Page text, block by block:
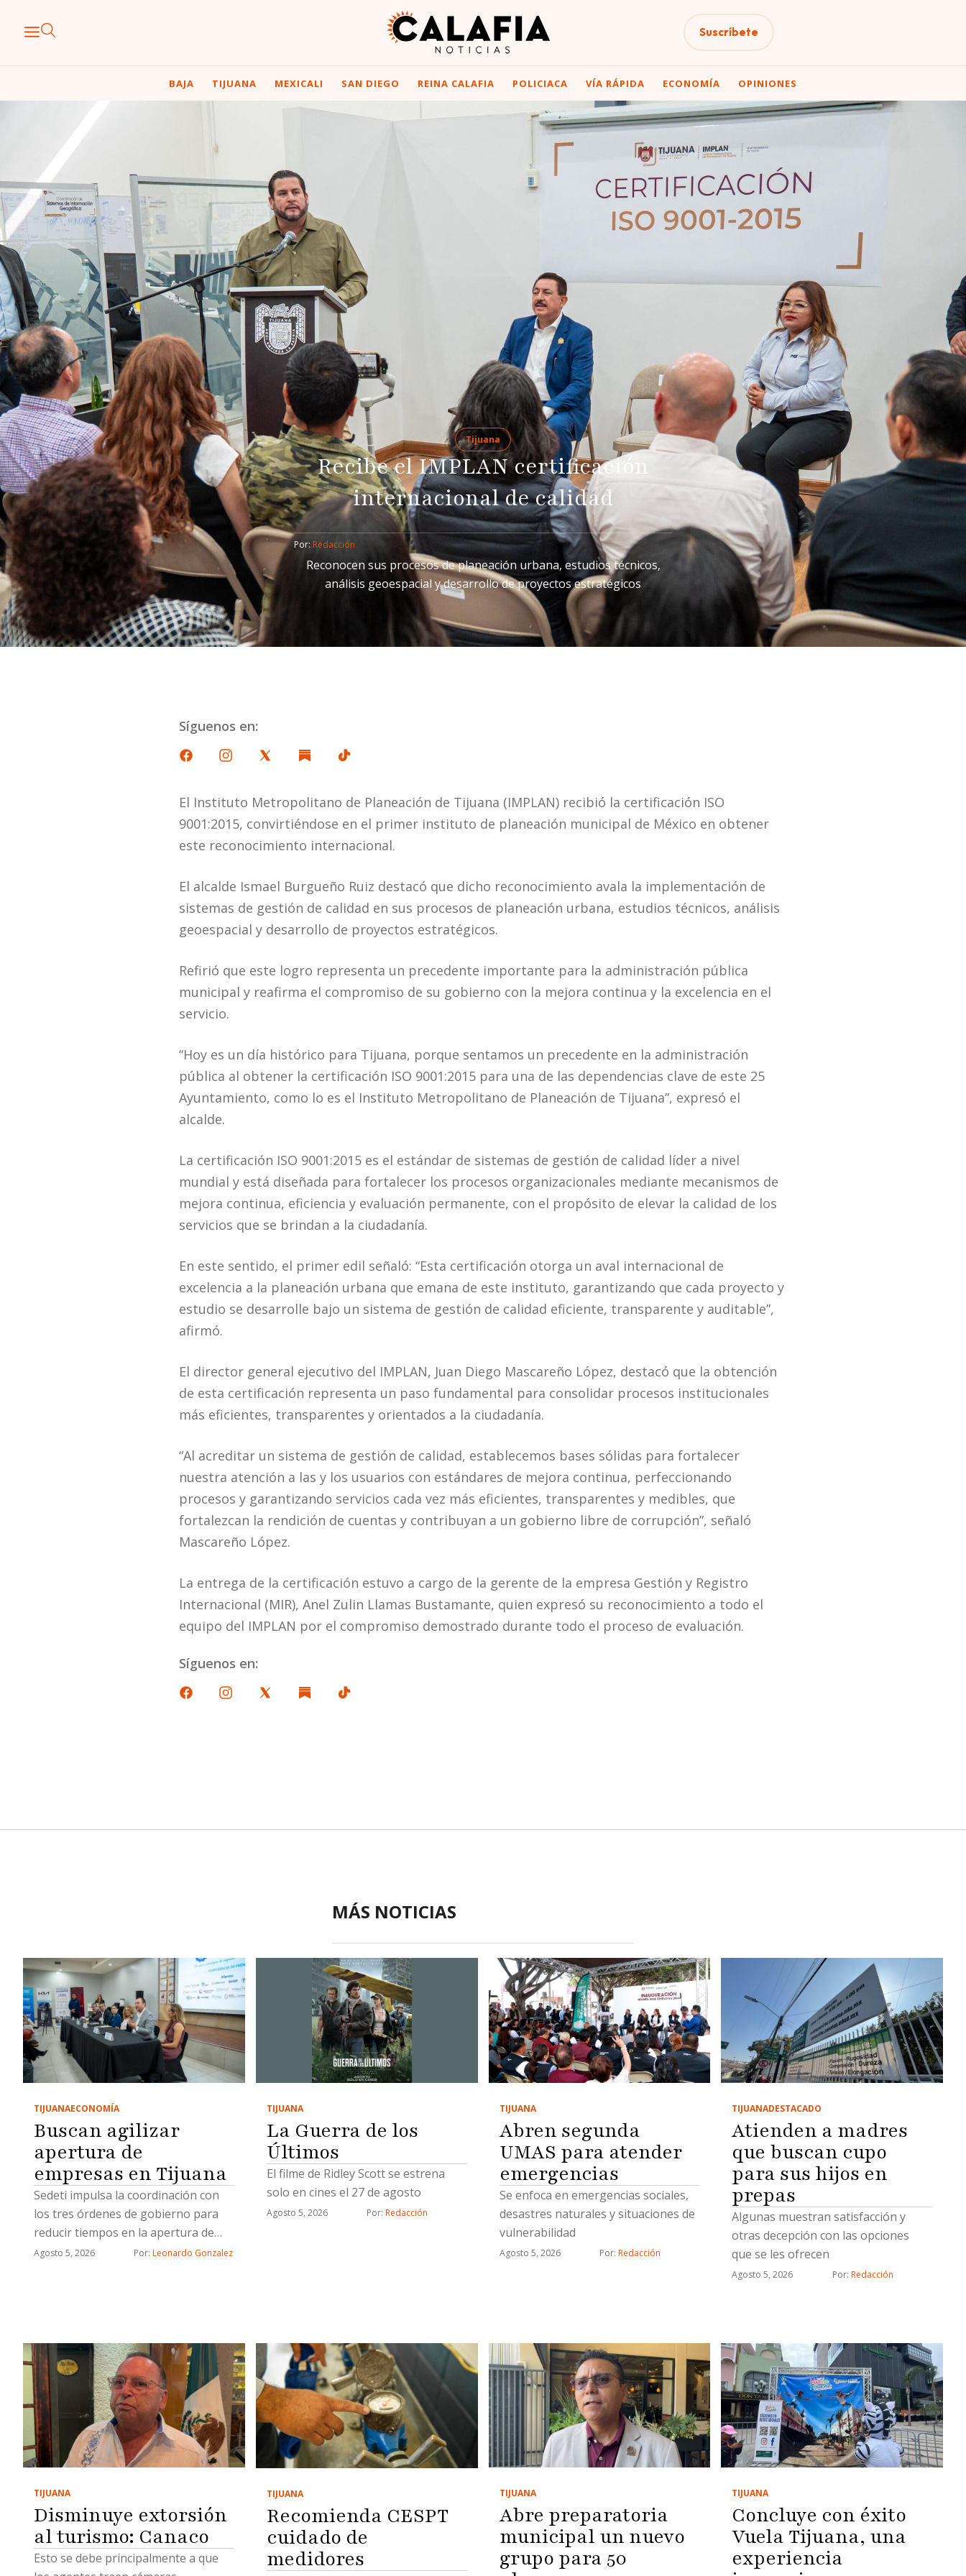
Suscríbete
BAJA TIJUANA MEXICALI SAN DIEGO REINA CALAFIA POLICIACA VÍA RÁPIDA ECONOMÍA OPINIONES
Tijuana
Recibe el IMPLAN certificación
internacional de calidad
Por: Redacción
Reconocen sus procesos de planeación urbana, estudios técnicos,
análisis geoespacial y desarrollo de proyectos estratégicos
Síguenos en:
El Instituto Metropolitano de Planeación de Tijuana (IMPLAN) recibió la certificación ISO
9001:2015, convirtiéndose en el primer instituto de planeación municipal de México en obtener
este reconocimiento internacional.
El alcalde Ismael Burgueño Ruiz destacó que dicho reconocimiento avala la implementación de
sistemas de gestión de calidad en sus procesos de planeación urbana, estudios técnicos, análisis
geoespacial y desarrollo de proyectos estratégicos.
Refirió que este logro representa un precedente importante para la administración pública
municipal y reafirma el compromiso de su gobierno con la mejora continua y la excelencia en el
servicio.
“Hoy es un día histórico para Tijuana, porque sentamos un precedente en la administración
pública al obtener la certificación ISO 9001:2015 para una de las dependencias clave de este 25
Ayuntamiento, como lo es el Instituto Metropolitano de Planeación de Tijuana”, expresó el
alcalde.
La certificación ISO 9001:2015 es el estándar de sistemas de gestión de calidad líder a nivel
mundial y está diseñada para fortalecer los procesos organizacionales mediante mecanismos de
mejora continua, eficiencia y evaluación permanente, con el propósito de elevar la calidad de los
servicios que se brindan a la ciudadanía.
En este sentido, el primer edil señaló: “Esta certificación otorga un aval internacional de
excelencia a la planeación urbana que emana de este instituto, garantizando que cada proyecto y
estudio se desarrolle bajo un sistema de gestión de calidad eficiente, transparente y auditable”,
afirmó.
El director general ejecutivo del IMPLAN, Juan Diego Mascareño López, destacó que la obtención
de esta certificación representa un paso fundamental para consolidar procesos institucionales
más eficientes, transparentes y orientados a la ciudadanía.
“Al acreditar un sistema de gestión de calidad, establecemos bases sólidas para fortalecer
nuestra atención a las y los usuarios con estándares de mejora continua, perfeccionando
procesos y garantizando servicios cada vez más eficientes, transparentes y medibles, que
fortalezcan la rendición de cuentas y contribuyan a un gobierno libre de corrupción”, señaló
Mascareño López.
La entrega de la certificación estuvo a cargo de la gerente de la empresa Gestión y Registro
Internacional (MIR), Anel Zulin Llamas Bustamante, quien expresó su reconocimiento a todo el
equipo del IMPLAN por el compromiso demostrado durante todo el proceso de evaluación.
Síguenos en:
MÁS NOTICIAS
TIJUANAECONOMÍA
Buscan agilizar
apertura de
empresas en Tijuana
Sedeti impulsa la coordinación con
los tres órdenes de gobierno para
reducir tiempos en la apertura de
nuevos negocios
Agosto 5, 2026 Por: Leonardo Gonzalez
TIJUANA
La Guerra de los
Últimos
El filme de Ridley Scott se estrena
solo en cines el 27 de agosto
Agosto 5, 2026 Por: Redacción
TIJUANA
Abren segunda
UMAS para atender
emergencias
Se enfoca en emergencias sociales,
desastres naturales y situaciones de
vulnerabilidad
Agosto 5, 2026 Por: Redacción
TIJUANADESTACADO
Atienden a madres
que buscan cupo
para sus hijos en
prepas
Algunas muestran satisfacción y
otras decepción con las opciones
que se les ofrecen
Agosto 5, 2026 Por: Redacción
TIJUANA
Disminuye extorsión
al turismo: Canaco
Esto se debe principalmente a que
TIJUANA
Recomienda CESPT
cuidado de
medidores
TIJUANA
Abre preparatoria
municipal un nuevo
grupo para 50
TIJUANA
Concluye con éxito
Vuela Tijuana, una
experiencia